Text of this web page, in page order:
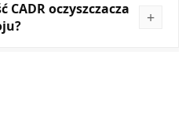
CADR oczyszczacza